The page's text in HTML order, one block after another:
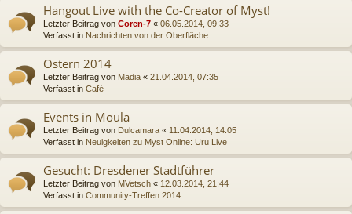
Hangout Live with the Co-Creator of Myst!
Letzter Beitrag von Coren-7 « 06.05.2014, 09:33
Verfasst in Nachrichten von der Oberfläche
Ostern 2014
Letzter Beitrag von Madia « 21.04.2014, 07:35
Verfasst in Café
Events in Moula
Letzter Beitrag von Dulcamara « 11.04.2014, 14:05
Verfasst in Neuigkeiten zu Myst Online: Uru Live
Gesucht: Dresdener Stadtführer
Letzter Beitrag von MVetsch « 12.03.2014, 21:44
Verfasst in Community-Treffen 2014